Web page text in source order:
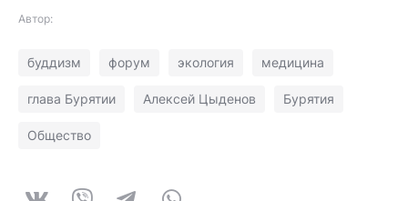
Автор:
буддизм форум экология медицина
глава Бурятии Алексей Цыденов Бурятия
Общество